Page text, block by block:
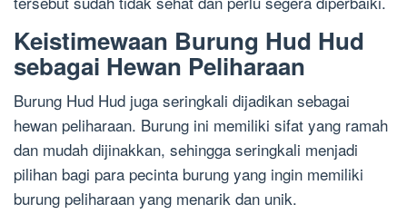
Keistimewaan Burung Hud Hud
sebagai Hewan Peliharaan
Burung Hud Hud juga seringkali dijadikan sebagai
hewan peliharaan. Burung ini memiliki sifat yang ramah
dan mudah dijinakkan, sehingga seringkali menjadi
pilihan bagi para pecinta burung yang ingin memiliki
burung peliharaan yang menarik dan unik.